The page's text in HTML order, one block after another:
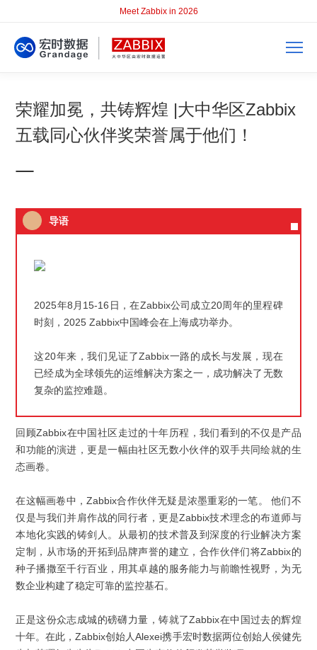
Meet Zabbix in 2026
荣耀加冕，共铸辉煌 |大中华区Zabbix
五载同心伙伴奖荣誉属于他们！
导语
2025年8月15-16日，在Zabbix公司成立20周年的里程碑
时刻，2025 Zabbix中国峰会在上海成功举办。
这20年来，我们见证了Zabbix一路的成长与发展，现在
已经成为全球领先的运维解决方案之一，成功解决了无数
复杂的监控难题。
回顾Zabbix在中国社区走过的十年历程，我们看到的不仅是产品
和功能的演进，更是一幅由社区无数小伙伴的双手共同绘就的生
态画卷。
在这幅画卷中，Zabbix合作伙伴无疑是浓墨重彩的一笔。 他们不
仅是与我们并肩作战的同行者，更是Zabbix技术理念的布道师与
本地化实践的铸剑人。从最初的技术普及到深度的行业解决方案
定制，从市场的开拓到品牌声誉的建立，合作伙伴们将Zabbix的
种子播撒至千行百业，用其卓越的服务能力与前瞻性视野，为无
数企业构建了稳定可靠的监控基石。
正是这份众志成城的磅礴力量，铸就了Zabbix在中国过去的辉煌
十年。在此，Zabbix创始人Alexei携手宏时数据两位创始人侯健先